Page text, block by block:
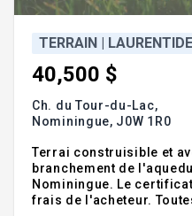
TERRAIN |
40,500 $
Ch. du Tour-du-Lac,
Nominingue, J0W 1R0
Terrai construisible et
branchement de
Nominingue. Le
frais de l'acheteur.